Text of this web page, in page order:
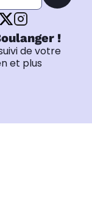
!
de votre
et plus